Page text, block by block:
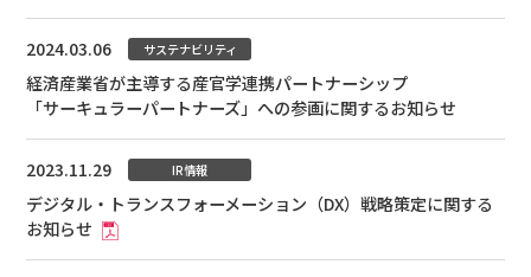
2024.03.06 サステナビリティ
経済産業省が主導する産官学連携パートナーシップ
「サーキュラーパートナーズ」への参画に関するお知らせ
2023.11.29 IR情報
デジタル・トランスフォーメーション（DX）戦略策定に関する
お知らせ